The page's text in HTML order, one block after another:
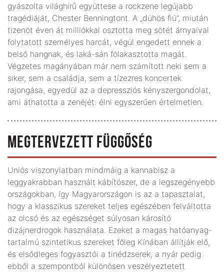
gyászolta világhírű együttese a rockzene legújabb
tragédiáját, Chester Benningtont. A „dühös fiú”, miután
tizenöt éven át milliókkal osztotta meg sötét árnyaival
folytatott személyes harcát, végül engedett ennek a
belső hangnak, és laká-sán fölakasztotta magát.
Végzetes magányában már nem számított neki sem a
siker, sem a családja, sem a tízezres koncertek
rajongása, egyedül az a depressziós kényszergondolat,
ami áthatotta a zenéjét: élni egyszerűen értelmetlen.
MEGTERVEZETT FÜGGŐSÉG
Uniós viszonylatban mindmáig a kannabisz a
leggyakrabban használt kábítószer, de a legszegényebb
országokban, így Magyarországon is az a tapasztalat,
hogy a klasszikus szereket teljes egészében felváltotta
az olcsó és az egészséget súlyosan károsító
dizájnerdrogok használata. Ezeket a magas hatóanyag-
tartalmú szintetikus szereket főleg Kínában állítják elő,
és elsődleges fogyasztói a tinédzserek, a nyár pedig
ebből a szempontból különösen veszélyeztetett